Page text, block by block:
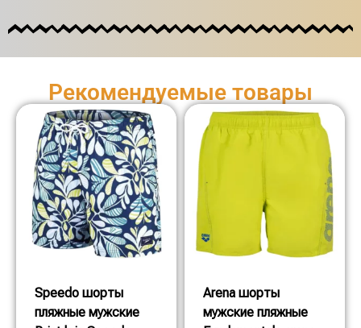
Рекомендуемые товары
Speedo шорты
пляжные мужские
Arena шорты
мужские пляжные